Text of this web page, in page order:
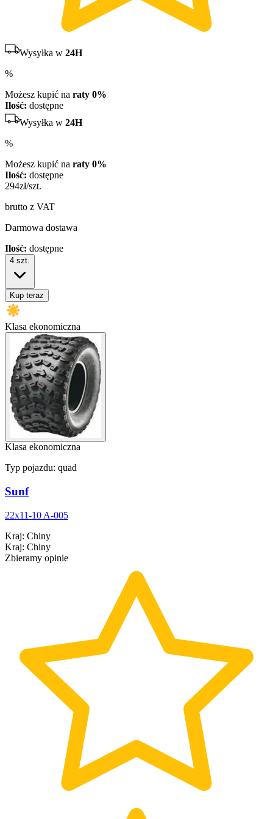
Wysyłka w 24H
%
Możesz kupić na raty 0%
Ilość: dostępne
Wysyłka w 24H
%
Możesz kupić na raty 0%
Ilość: dostępne
294zł/szt.
brutto z VAT
Darmowa dostawa
Ilość: dostępne
4 szt.
Kup teraz
Klasa ekonomiczna
Klasa ekonomiczna
Typ pojazdu: quad
Sunf
22x11-10 A-005
Kraj: Chiny
Kraj: Chiny
Zbieramy opinie